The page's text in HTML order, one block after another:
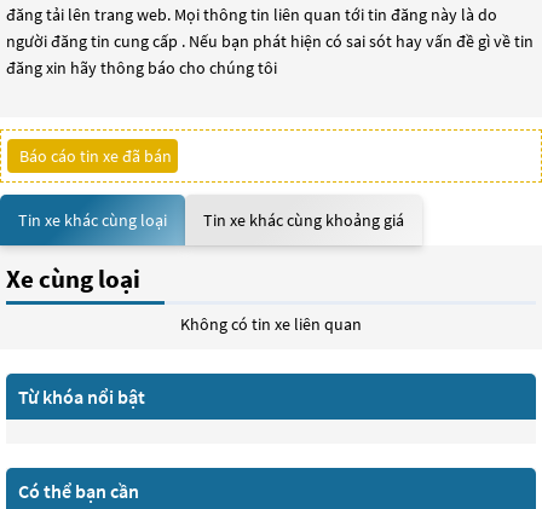
đăng tải lên trang web. Mọi thông tin liên quan tới tin đăng này là do
người đăng tin cung cấp . Nếu bạn phát hiện có sai sót hay vấn đề gì về tin
đăng xin hãy thông báo cho chúng tôi
Báo cáo tin xe đã bán
Tin xe khác cùng loại Tin xe khác cùng khoảng giá
Xe cùng loại
Không có tin xe liên quan
Từ khóa nổi bật
Có thể bạn cần